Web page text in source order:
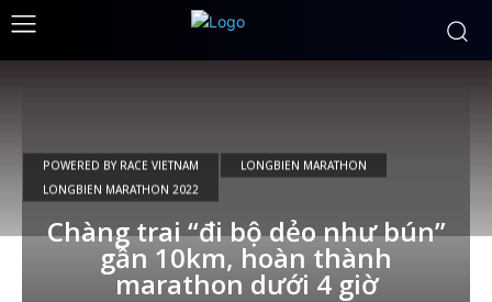
POWERED BY RACE VIETNAM
LONGBIEN MARATHON
LONGBIEN MARATHON 2022
Chàng trai “đi bộ dẻo như bún”
gần 10km, hoàn thành
marathon dưới 4 giờ